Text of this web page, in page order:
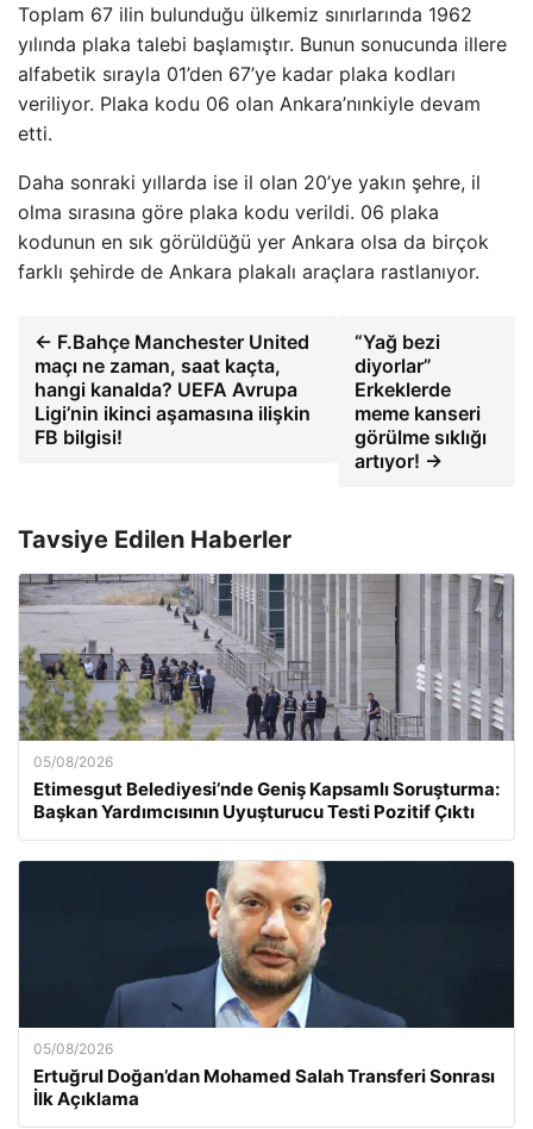
Toplam 67 ilin bulunduğu ülkemiz sınırlarında 1962
yılında plaka talebi başlamıştır. Bunun sonucunda illere
alfabetik sırayla 01’den 67’ye kadar plaka kodları
veriliyor. Plaka kodu 06 olan Ankara’nınkiyle devam
etti.
Daha sonraki yıllarda ise il olan 20’ye yakın şehre, il
olma sırasına göre plaka kodu verildi. 06 plaka
kodunun en sık görüldüğü yer Ankara olsa da birçok
farklı şehirde de Ankara plakalı araçlara rastlanıyor.
← F.Bahçe Manchester United
maçı ne zaman, saat kaçta,
hangi kanalda? UEFA Avrupa
Ligi’nin ikinci aşamasına ilişkin
FB bilgisi!
“Yağ bezi
diyorlar”
Erkeklerde
meme kanseri
görülme sıklığı
artıyor! →
Tavsiye Edilen Haberler
05/08/2026
Etimesgut Belediyesi’nde Geniş Kapsamlı Soruşturma:
Başkan Yardımcısının Uyuşturucu Testi Pozitif Çıktı
05/08/2026
Ertuğrul Doğan’dan Mohamed Salah Transferi Sonrası
İlk Açıklama